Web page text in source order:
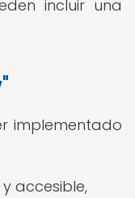
incluir una
implementado
accesible,